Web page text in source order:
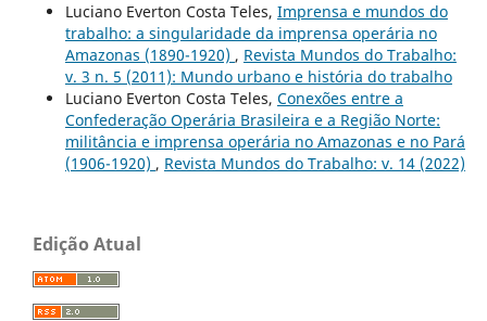
Luciano Everton Costa Teles, Imprensa e mundos do
trabalho: a singularidade da imprensa operária no
Amazonas (1890-1920) , Revista Mundos do Trabalho:
v. 3 n. 5 (2011): Mundo urbano e história do trabalho
Luciano Everton Costa Teles, Conexões entre a
Confederação Operária Brasileira e a Região Norte:
militância e imprensa operária no Amazonas e no Pará
(1906-1920) , Revista Mundos do Trabalho: v. 14 (2022)
Edição Atual